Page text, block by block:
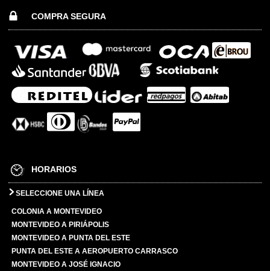
COMPRA SEGURA
HORARIOS
SELECCIONE UNA LÍNEA
COLONIA A MONTEVIDEO
MONTEVIDEO A PIRIÁPOLIS
MONTEVIDEO A PUNTA DEL ESTE
PUNTA DEL ESTE A AEROPUERTO CARRASCO
MONTEVIDEO A JOSÉ IGNACIO